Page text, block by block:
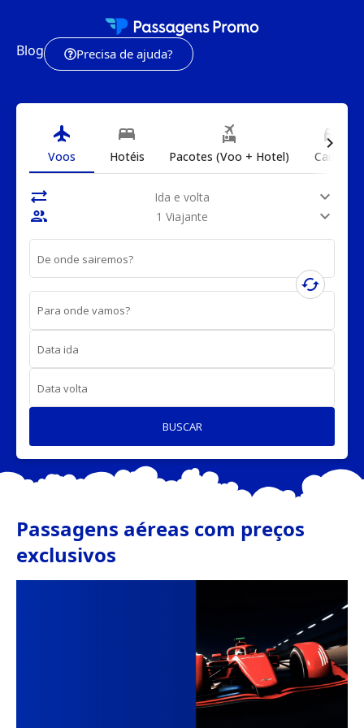
Blog Precisa de ajuda?
flight
Voos
bed
Hotéis
flights_and_hotels
Pacotes (Voo + Hotel)
directions_car
Carros
sync_alt Ida e volta
expand_more
people
1 Viajante expand_more
De onde sairemos?
cached
Para onde vamos?
Data ida
Data volta
BUSCAR
chevron_right
Passagens aéreas com preços
exclusivos